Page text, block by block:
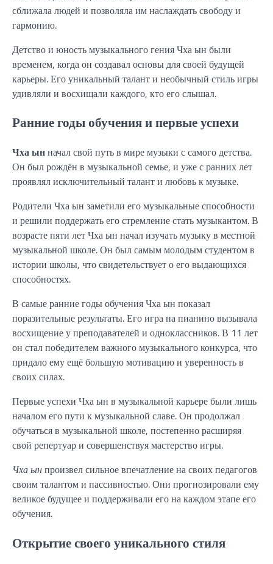
сближала людей и позволяла им наслаждать свободу и
гармонию.
Детство и юность музыкального гения Чха ын были
временем, когда он создавал основы для своей будущей
карьеры. Его уникальный талант и необычный стиль игры
удивляли и восхищали каждого, кто его слышал.
Ранние годы обучения и первые успехи
Чха ынначал свой путь в мире музыки с самого детства.
Он был рождён в музыкальной семье, и уже с ранних лет
проявлял исключительный талант и любовь к музыке.
Родители Чха ын заметили его музыкальные способности
и решили поддержать его стремление стать музыкантом. В
возрасте пяти лет Чха ын начал изучать музыку в местной
музыкальной школе. Он был самым молодым студентом в
истории школы, что свидетельствует о его выдающихся
способностях.
В самые ранние годы обучения Чха ын показал
поразительные результаты. Его игра на пианино вызывала
восхищение у преподавателей и одноклассников. В 11 лет
он стал победителем важного музыкального конкурса, что
придало ему ещё большую мотивацию и уверенность в
своих силах.
Первые успехи Чха ын в музыкальной карьере были лишь
началом его пути к музыкальной славе. Он продолжал
обучаться в музыкальной школе, постепенно расширяя
свой репертуар и совершенствуя мастерство игры.
Чха ынпроизвел сильное впечатление на своих педагогов
своим талантом и пассивностью. Они прогнозировали ему
великое будущее и поддерживали его на каждом этапе его
обучения.
Открытие своего уникального стиля